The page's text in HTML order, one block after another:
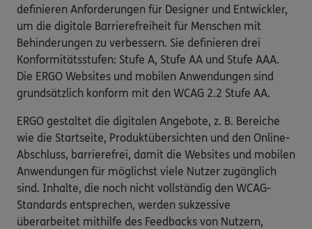
definieren Anforderungen für Designer und Entwickler,
um die digitale Barrierefreiheit für Menschen mit
Behinderungen zu verbessern. Sie definieren drei
Konformitätsstufen: Stufe A, Stufe AA und Stufe AAA.
Die ERGO Websites und mobilen Anwendungen sind
grundsätzlich konform mit den WCAG 2.2 Stufe AA.
ERGO gestaltet die digitalen Angebote, z. B. Bereiche
wie die Startseite, Produktübersichten und den Online-
Abschluss, barrierefrei, damit die Websites und mobilen
Anwendungen für möglichst viele Nutzer zugänglich
sind. Inhalte, die noch nicht vollständig den WCAG-
Standards entsprechen, werden sukzessive
überarbeitet mithilfe des Feedbacks von Nutzern,